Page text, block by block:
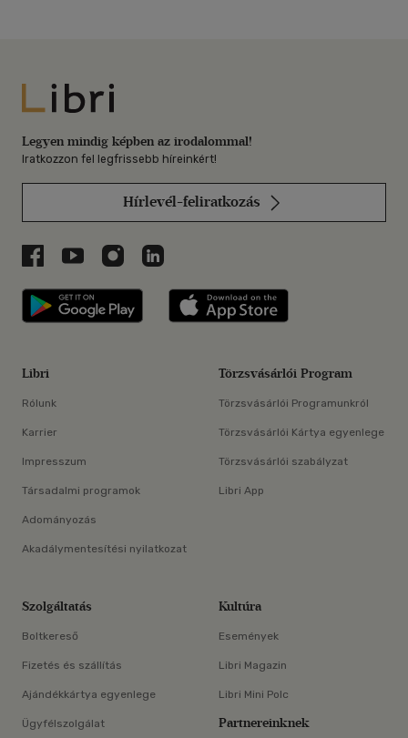
Libri
Legyen mindig képben az irodalommal!
Iratkozzon fel legfrissebb híreinkért!
Hírlevél-feliratkozás
Libri a Facebookon
Libri a Youtube-on
Libri az Instagramon
Libri a LinkedInen
Libri applikáció Szerezd meg: Google
Libri
Rólunk
Karrier
Impresszum
Társadalmi programok
Adományozás
Akadálymentesítési nyilatkozat
Törzsvásárlói Program
Törzsvásárlói Programunkról
Törzsvásárlói Kártya egyenlege
Törzsvásárlói szabályzat
Libri App
Szolgáltatás
Boltkereső
Fizetés és szállítás
Ajándékkártya egyenlege
Ügyfélszolgálat
Kultúra
Események
Libri Magazin
Libri Mini Polc
Partnereinknek